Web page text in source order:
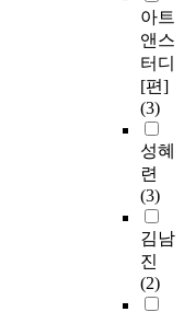
아트
앤스
터디
[편]
(3)
성혜
련
(3)
김남
진
(2)